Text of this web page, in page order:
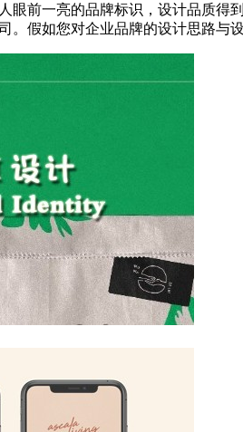
眼前一亮的品牌标识，设计品质得
。假如您对企业品牌的设计思路与